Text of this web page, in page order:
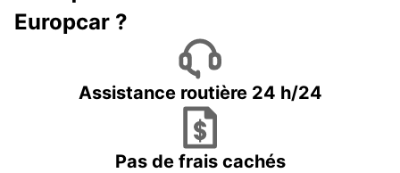
Europcar ?
Assistance routière 24 h/24
Pas de frais cachés